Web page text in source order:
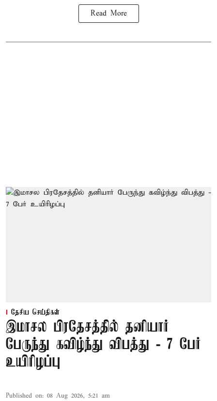
Read More
தேசிய செய்திகள்
இமாசல பிரதேசத்தில் தனியார்
பேருந்து கவிழ்ந்து விபத்து - 7 பேர்
உயிரிழப்பு
Published on: 08 Aug 2026, 5:21 am